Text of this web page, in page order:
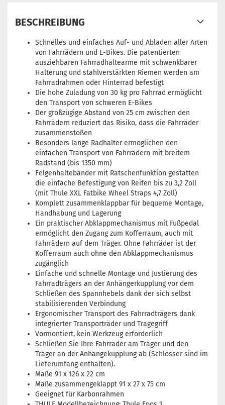
BESCHREIBUNG
Schnelles und einfaches Auf- und Abladen aller Arten
von Fahrrädern und E-Bikes. Die patentierten
ausziehbaren Fahrradhaltearme mit schwenkbarer
Halterung und stahlverstärkten Riemen werden am
Fahrradrahmen oder Hinterrad befestigt
Die hohe Zuladung von 30 kg pro Fahrrad ermöglicht
den Transport von schweren E-Bikes
Der großzügige Abstand von 25 cm zwischen den
Fahrrädern reduziert das Risiko, dass die Fahrräder
zusammenstoßen
Besonders lange Radhalter ermöglichen den
einfachen Transport von Fahrrädern mit breitem
Radstand (bis 1350 mm)
Felgenhaltebänder mit Ratschenfunktion gestatten
die einfache Befestigung von Reifen bis zu 3,2 Zoll
(mit Thule XXL Fatbike Wheel Straps 4,7 Zoll)
Komplett zusammenklappbar für bequeme Montage,
Handhabung und Lagerung
Ein praktischer Abklappmechanismus mit Fußpedal
ermöglicht den Zugang zum Kofferraum, auch mit
Fahrrädern auf dem Träger. Ohne Fahrräder ist der
Kofferraum auch ohne den Abklappmechanismus
zugänglich
Einfache und schnelle Montage und Justierung des
Fahrradträgers an der Anhängerkupplung vor dem
Schließen des Spannhebels dank der sich selbst
stabilisierenden Verbindung
Ergonomischer Transport des Fahrradträgers dank
integrierter Transporträder und Tragegriff
Vormontiert, kein Werkzeug erforderlich
Schließen Sie Ihre Fahrräder am Träger und den
Träger an der Anhängekupplung ab (Schlösser sind im
Lieferumfang enthalten).
Maße 91 x 126 x 22 cm
Maße zusammengeklappt 91 x 27 x 75 cm
Geeignet für Karbonrahmen